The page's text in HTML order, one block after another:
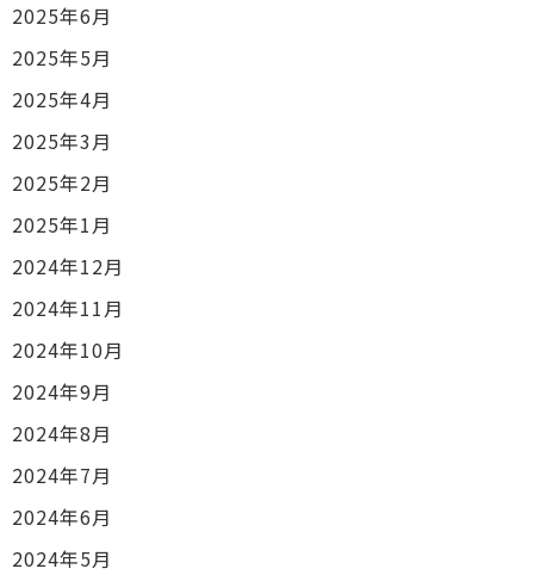
2025年6月
2025年5月
2025年4月
2025年3月
2025年2月
2025年1月
2024年12月
2024年11月
2024年10月
2024年9月
2024年8月
2024年7月
2024年6月
2024年5月